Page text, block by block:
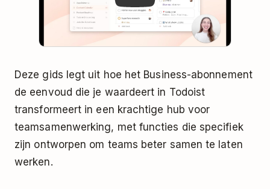
Deze gids legt uit hoe het Business-abonnement
de eenvoud die je waardeert in Todoist
transformeert in een krachtige hub voor
teamsamenwerking, met functies die specifiek
zijn ontworpen om teams beter samen te laten
werken.